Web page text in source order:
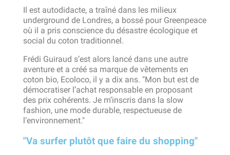
Il est autodidacte, a traîné dans les milieux
underground de Londres, a bossé pour Greenpeace
où il a pris conscience du désastre écologique et
social du coton traditionnel.
Frédi Guiraud s’est alors lancé dans une autre
aventure et a créé sa marque de vêtements en
coton bio, Ecoloco, il y a dix ans. "Mon but est de
démocratiser l’achat responsable en proposant
des prix cohérents. Je m’inscris dans la slow
fashion, une mode durable, respectueuse de
l’environnement."
"Va surfer plutôt que faire du shopping"